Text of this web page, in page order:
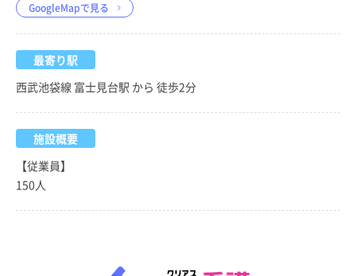
GoogleMapで見る
最寄り駅
西武池袋線 富士見台駅 から 徒歩2分
施設概要
【従業員】
150人